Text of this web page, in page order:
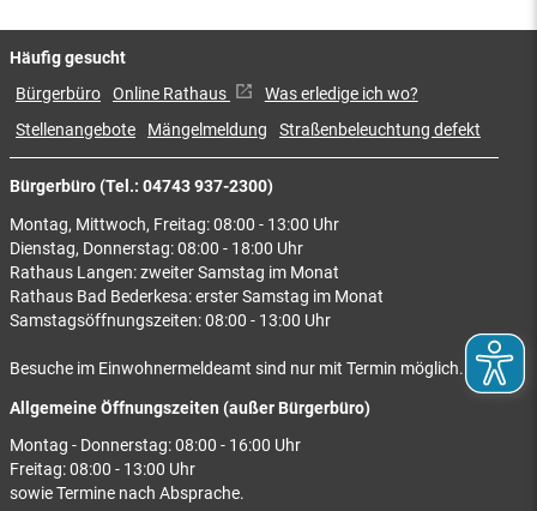
Bürgerbüro (Tel.: 04743 937-2300)
Montag, Mittwoch, Freitag: 08:00 - 13:00 Uhr
Dienstag, Donnerstag: 08:00 - 18:00 Uhr
Rathaus Langen: zweiter Samstag im Monat
Rathaus Bad Bederkesa: erster Samstag im Monat
Samstagsöffnungszeiten: 08:00 - 13:00 Uhr
Besuche im Einwohnermeldeamt sind nur mit Termin möglich.
Allgemeine Öffnungszeiten (außer Bürgerbüro)
Montag - Donnerstag: 08:00 - 16:00 Uhr
Freitag: 08:00 - 13:00 Uhr
sowie Termine nach Absprache.
Häufig gesucht
Bürgerbüro Online Rathaus
Was erledige ich wo?
Stellenangebote
Mängelmeldung Straßenbeleuchtung defekt